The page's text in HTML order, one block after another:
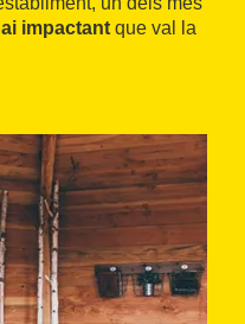
impactant que val la